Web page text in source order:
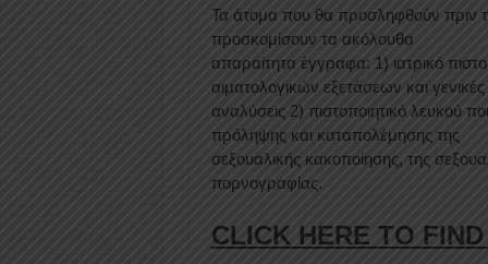
Τα άτομα που θα προσληφθούν πριν
προσκομίσουν τα ακόλουθα
απαραίτητα έγγραφα: 1) ιατρικό
αιματολογικών εξετάσεων και γενικές
αναλύσεις 2) πιστοποιητικό λευκού
πρόληψης και καταπολέμησης της
σεξουαλικής κακοποίησης, της
πορνογραφίας.
CLICK HERE TO